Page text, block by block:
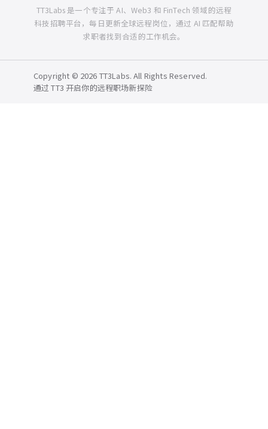
TT3Labs 是一个专注于 AI、Web3 和 FinTech 领域的远程
科技招聘平台，每日更新全球远程岗位，通过 AI 匹配帮助
求职者找到合适的工作机会。
Copyright © 2026 TT3Labs. All Rights Reserved.
通过 TT3 开启你的远程职场新探险